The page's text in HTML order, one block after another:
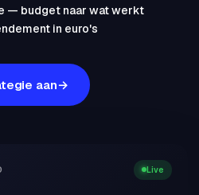
— budget naar wat werkt
in euro's
aan
Live